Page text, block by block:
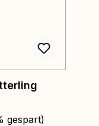
gespart)